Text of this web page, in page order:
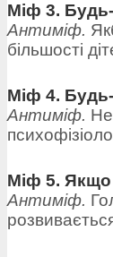
Міф 3. Будь-
Антиміф.
більшості
Міф 4.
Антиміф.
Міф 5. Якщо
Антиміф.